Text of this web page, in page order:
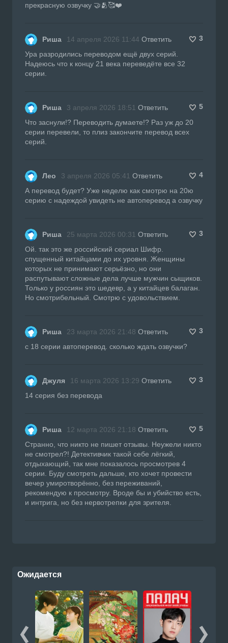
прекрасную озвучку 🤝🫂🥰❤️
Риша 14 апреля 2026 11:44 Ответить
3
Ура разродились переводом ещё двух серий.
Надеюсь что к концу 21 века переведёте все 32
серии.
Риша 3 апреля 2026 18:51 Ответить
5
Что заснули!? Переводить думаете!? Раз уж до 20
серии перевели, то плиз закончите перевод всех
серий.
Лео 3 апреля 2026 05:41 Ответить
4
А перевод будет? Уже неделю как смотрю на 20ю
серию с надеждой увидеть не автоперевод а озвучку
Риша 25 марта 2026 00:31 Ответить
3
Ой. так это же российский сериал Шифр.
спущенный китайцами до их уровня. Женщины
которых не принимают серьёзно, но они
распутывают сложные дела лучше мужчин сыщиков.
Только у россиян это шедевр, а у китайцев балаган.
Но смотрибельный. Смотрю с удовольствием.
Риша 23 марта 2026 21:48 Ответить
3
с 18 серии автоперевод. сколько ждать озвучки?
Джуля 16 марта 2026 13:29 Ответить
3
14 серия без перевода
Риша 12 марта 2026 21:18 Ответить
5
Странно, что никто не пишет отзывы. Неужели никто
не смотрел?! Детективчик такой себе лёгкий,
отдыхающий, так мне показалось просмотрев 4
серии. Буду смотреть дальше, кто хочет провести
вечер умиротворённо, без переживаний,
рекомендую к просмотру. Вроде бы и убийство есть,
и интрига, но без нервотрепки для зрителя.
Ожидается